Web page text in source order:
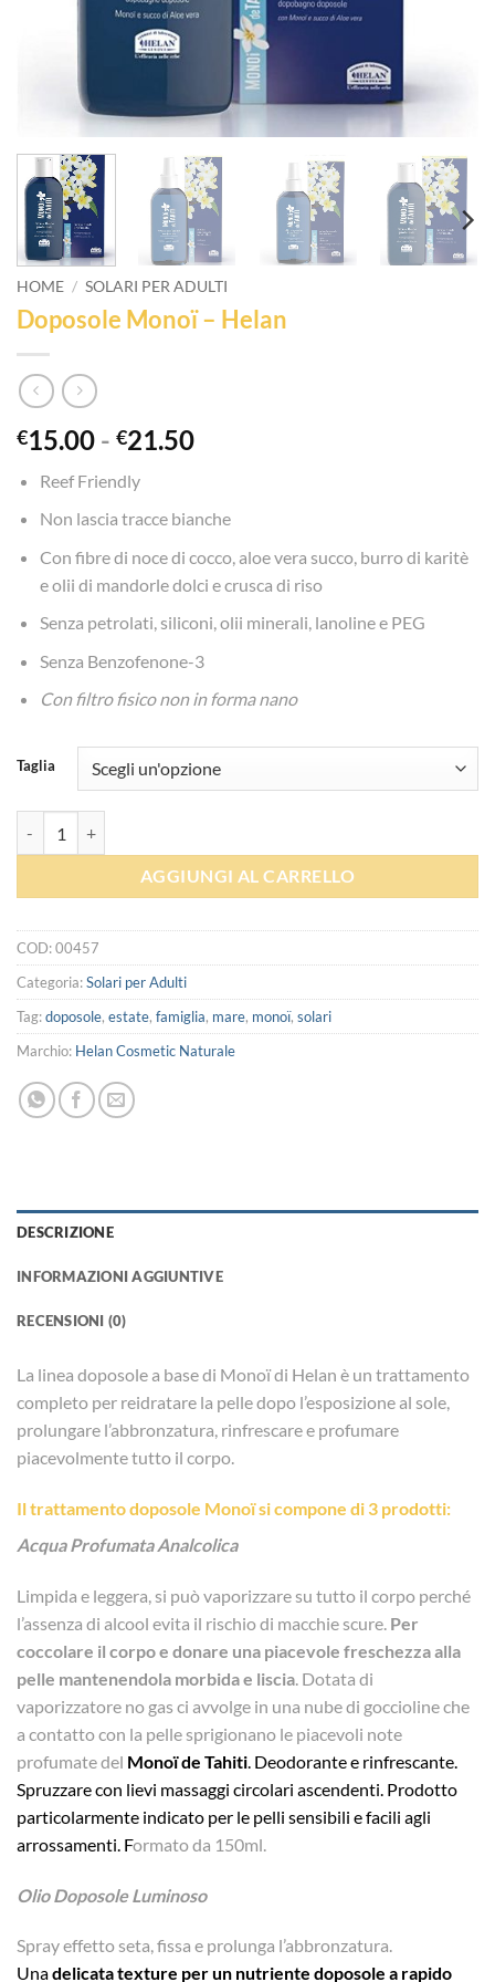
HOME / SOLARI PER ADULTI
Doposole Monoï – Helan
€15.00 - €21.50Fascia
da
€15.00
a
€21.50
Reef Friendly
Non lascia tracce bianche
Con fibre di noce di cocco, aloe vera succo, burro di karitè
e olii di mandorle dolci e crusca di riso
Senza petrolati, siliconi, olii minerali, lanoline e PEG
Senza Benzofenone-3
Con filtro fisico non in forma nano
Taglia
AGGIUNGI AL CARRELLO
COD:00457
Categoria:Solari per Adulti
Tag:doposole, estate, famiglia, mare, monoï, solari
Marchio: Helan Cosmetic Naturale
DESCRIZIONE
INFORMAZIONI AGGIUNTIVE
RECENSIONI (0)
La linea doposole a base di Monoï di Helan è un trattamento
completo per reidratare la pelle dopo l’esposizione al sole,
prolungare l’abbronzatura, rinfrescare e profumare
piacevolmente tutto il corpo.
Il trattamento doposole Monoï si compone di 3 prodotti:
Acqua Profumata Analcolica
Limpida e leggera, si può vaporizzare su tutto il corpo perché
l’assenza di alcool evita il rischio di macchie scure. Per
coccolare il corpo e donare una piacevole freschezza alla
pelle mantenendola morbida e liscia . Dotata di
vaporizzatore no gas ci avvolge in una nube di goccioline che
a contatto con la pelle sprigionano le piacevoli note
profumate del Monoï de Tahiti . Deodorante e rinfrescante.
Spruzzare con lievi massaggi circolari ascendenti. Prodotto
particolarmente indicato per le pelli sensibili e facili agli
arrossamenti. Formato da 150ml.
Olio Doposole Luminoso
Spray effetto seta, fissa e prolunga l’abbronzatura.
Unadelicata texture per un nutriente doposole a rapido